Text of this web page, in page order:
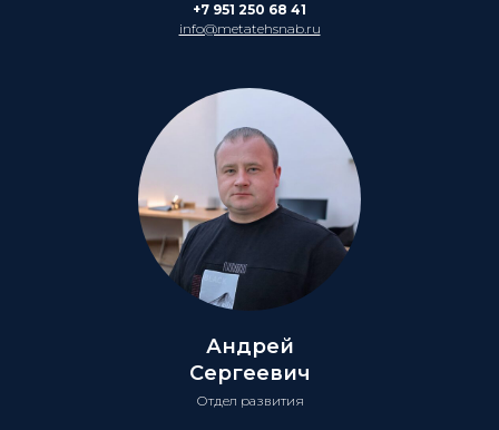
+7 951 250 68 41
info@metatehsnab.ru
Андрей
Сергеевич
Отдел развития